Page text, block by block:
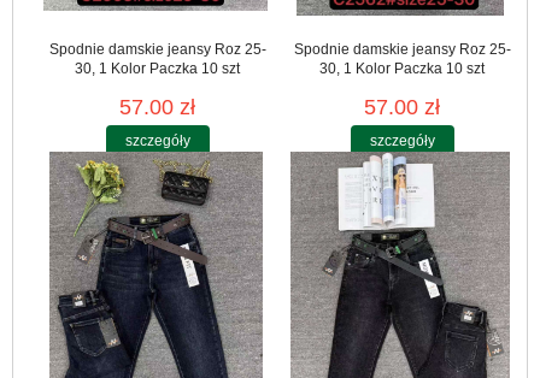
Spodnie damskie jeansy Roz 25-
30, 1 Kolor Paczka 10 szt
57.00 zł
szczegóły
Spodnie damskie jeansy Roz 25-
30, 1 Kolor Paczka 10 szt
57.00 zł
szczegóły